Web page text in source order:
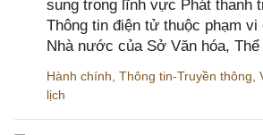
sung trong lĩnh vực Phát thanh
Thông tin điện tử thuộc phạm
Nhà nước của Sở Văn hóa,
Hành chính Thông tin-Truyền thông
lịch